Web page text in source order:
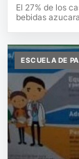
El 27% de los
bebidas
ESCUELA DE